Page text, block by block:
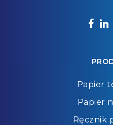
Papier
Papier
Ręcznik